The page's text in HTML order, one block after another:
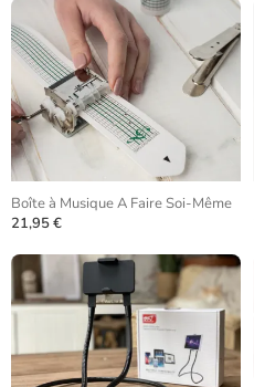
Boîte à Musique A Faire Soi-Même
21,95 €